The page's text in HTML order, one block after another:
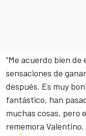
“Me acuerdo bien
sensaciones de
después. Es muy
fantástico, han
muchas cosas, pero
rememora Valentino.